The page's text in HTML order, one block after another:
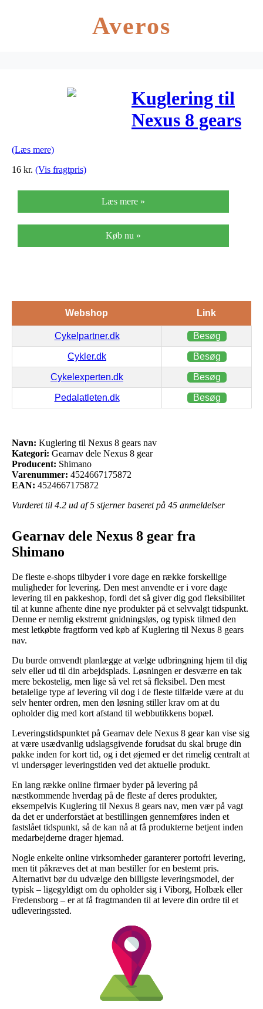
Averos
Kuglering til
Nexus 8 gears
(Læs mere)
16 kr. (Vis fragtpris)
Læs mere »
Køb nu »
Webshop Link
Cykelpartner.dk Besøg
Cykler.dk Besøg
Cykelexperten.dk Besøg
Pedalatleten.dk Besøg
Navn: Kuglering til Nexus 8 gears nav
Kategori: Gearnav dele Nexus 8 gear
Producent: Shimano
Varenummer: 4524667175872
EAN: 4524667175872
Vurderet til 4.2 ud af 5 stjerner baseret på 45 anmeldelser
Gearnav dele Nexus 8 gear fra
Shimano
De fleste e-shops tilbyder i vore dage en række forskellige
muligheder for levering. Den mest anvendte er i vore dage
levering til en pakkeshop, fordi det så giver dig god fleksibilitet
til at kunne afhente dine nye produkter på et selvvalgt tidspunkt.
Denne er nemlig ekstremt gnidningsløs, og typisk tilmed den
mest letkøbte fragtform ved køb af Kuglering til Nexus 8 gears
nav.
Du burde omvendt planlægge at vælge udbringning hjem til dig
selv eller ud til din arbejdsplads. Løsningen er desværre en tak
mere bekostelig, men lige så vel ret så fleksibel. Den mest
betalelige type af levering vil dog i de fleste tilfælde være at du
selv henter ordren, men den løsning stiller krav om at du
opholder dig med kort afstand til webbutikkens bopæl.
Leveringstidspunktet på Gearnav dele Nexus 8 gear kan vise sig
at være usædvanlig udslagsgivende forudsat du skal bruge din
pakke inden for kort tid, og i det øjemed er det rimelig centralt at
vi undersøger leveringstiden ved det aktuelle produkt.
En lang række online firmaer byder på levering på
næstkommende hverdag på de fleste af deres produkter,
eksempelvis Kuglering til Nexus 8 gears nav, men vær på vagt
da det er underforstået at bestillingen gennemføres inden et
fastslået tidspunkt, så de kan nå at få produkterne betjent inden
medarbejderne drager hjemad.
Nogle enkelte online virksomheder garanterer portofri levering,
men tit påkræves det at man bestiller for en bestemt pris.
Alternativt bør du udvælge den billigste leveringsmodel, der
typisk – ligegyldigt om du opholder sig i Viborg, Holbæk eller
Fredensborg – er at få fragtmanden til at levere din ordre til et
udleveringssted.